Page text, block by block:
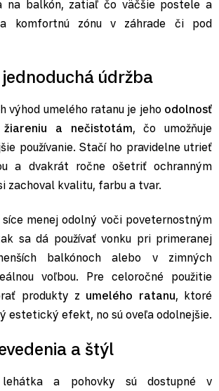
na balkón, zatiaľ čo väčšie postele a
komfortnú zónu v záhrade či pod
údržba
výhod umelého ratanu je jeho odolnosť
a nečistotám, čo umožňuje
používanie. Stačí ho pravidelne utrieť
a dvakrát ročne ošetriť ochranným
zachoval kvalitu, farbu a tvar.
menej odolný voči poveternostným
sa dá používať vonku pri primeranej
balkónoch alebo v zimných
voľbou. Pre celoročné použitie
produkty z umelého ratanu, ktoré
estetický efekt, no sú oveľa odolnejšie.
a štýl
a pohovky sú dostupné v